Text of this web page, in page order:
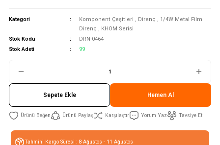
Kategori Komponent Çeşitleri , Direnç , 1/4W Metal Film
Direnç , KHOM Serisi
Stok Kodu
DRN-0464
Stok Adeti
99
Sepete Ekle Hemen Al
Ürünü Paylaş Karşılaştır Yorum Yaz Tavsiye Et
Tahmini Kargo Süresi : 8 Ağustos - 11 Ağustos